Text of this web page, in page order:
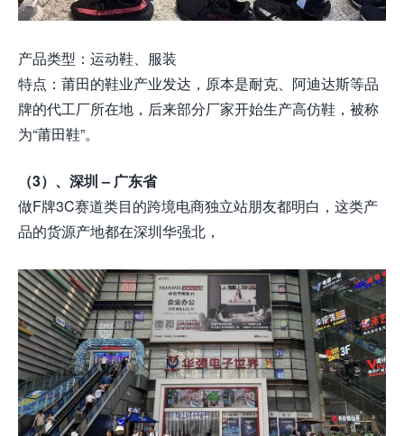
产品类型：运动鞋、服装
特点：莆田的鞋业产业发达，原本是耐克、阿迪达斯等品
牌的代工厂所在地，后来部分厂家开始生产高仿鞋，被称
为“莆田鞋”。
（3）、深圳 – 广东省
做F牌3C赛道类目的跨境电商独立站朋友都明白，这类产
品的货源产地都在深圳华强北，